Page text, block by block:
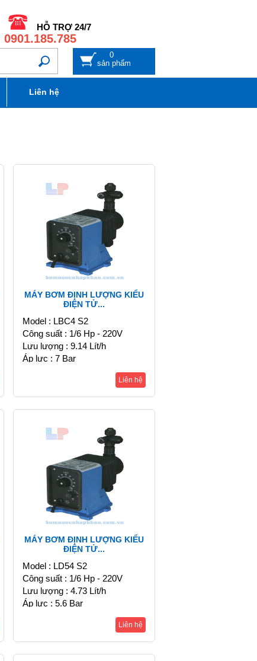
HỖ TRỢ 24/7
0901.185.785
0
sản phẩm
Liên hệ
MÁY BƠM ĐỊNH LƯỢNG KIỂU
ĐIỆN TỬ...
Model : LBC4 S2
Công suất : 1/6 Hp - 220V
Lưu lượng : 9.14 Lít/h
Áp lực : 7 Bar
Liên hệ
MÁY BƠM ĐỊNH LƯỢNG KIỂU
ĐIỆN TỬ...
Model : LD54 S2
Công suất : 1/6 Hp - 220V
Lưu lượng : 4.73 Lít/h
Áp lực : 5.6 Bar
Liên hệ